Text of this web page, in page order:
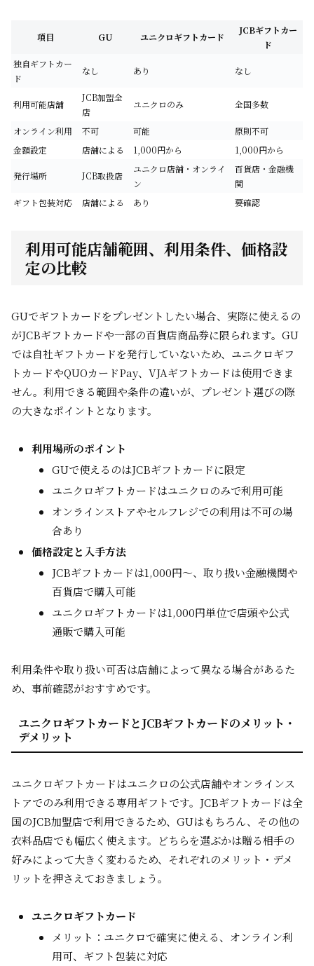
項目 GU ユニクロギフトカード
JCBギフトカー
ド
独自ギフトカー
ド
なし あり なし
利用可能店舗
JCB加盟全
店
ユニクロのみ 全国多数
オンライン利用 不可 可能
原則不可
金額設定
店舗による 1,000円から 1,000円から
発行場所 JCB取扱店
ユニクロ店舗・オンライ
ン
百貨店・金融機
関
ギフト包装対応
店舗による あり 要確認
利用可能店舗範囲、利用条件、価格設
定の比較
GUでギフトカードをプレゼントしたい場合、実際に使えるの
がJCBギフトカードや一部の百貨店商品券に限られます。GU
では自社ギフトカードを発行していないため、ユニクロギフ
トカードやQUOカードPay、VJAギフトカードは使用できま
せん。利用できる範囲や条件の違いが、プレゼント選びの際
の大きなポイントとなります。
利用場所のポイント
GUで使えるのはJCBギフトカードに限定
ユニクロギフトカードはユニクロのみで利用可能
オンラインストアやセルフレジでの利用は不可の場
合あり
価格設定と入手方法
JCBギフトカードは1,000円～、取り扱い金融機関や
百貨店で購入可能
ユニクロギフトカードは1,000円単位で店頭や公式
通販で購入可能
利用条件や取り扱い可否は店舗によって異なる場合があるた
め、事前確認がおすすめです。
ユニクロギフトカードとJCBギフトカードのメリット・
デメリット
ユニクロギフトカードはユニクロの公式店舗やオンラインス
トアでのみ利用できる専用ギフトです。JCBギフトカードは全
国のJCB加盟店で利用できるため、GUはもちろん、その他の
衣料品店でも幅広く使えます。どちらを選ぶかは贈る相手の
好みによって大きく変わるため、それぞれのメリット・デメ
リットを押さえておきましょう。
ユニクロギフトカード
メリット：ユニクロで確実に使える、オンライン利
用可、ギフト包装に対応